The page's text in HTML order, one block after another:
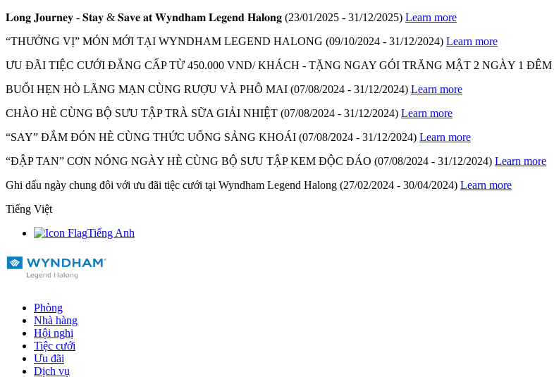
𝐋𝐨𝐧𝐠 𝐉𝐨𝐮𝐫𝐧𝐞𝐲 - 𝐒𝐭𝐚𝐲 & 𝐒𝐚𝐯𝐞 𝐚𝐭 𝐖𝐲𝐧𝐝𝐡𝐚𝐦 𝐋𝐞𝐠𝐞𝐧𝐝 𝐇𝐚𝐥𝐨𝐧𝐠 (23/01/2025 - 31/12/2025) Learn more
“THƯỞNG VỊ” MÓN MỚI TẠI WYNDHAM LEGEND HALONG (09/10/2024 - 31/12/2024) Learn more
ƯU ĐÃI TIỆC CƯỚI ĐẲNG CẤP TỪ 450.000 VND/ KHÁCH - TẶNG NGAY GÓI TRĂNG MẬT 2 NGÀY 1 ĐÊM
BUỔI HẸN HÒ LÃNG MẠN CÙNG RƯỢU VÀ PHÔ MAI (07/08/2024 - 31/12/2024) Learn more
CHÀO HÈ CÙNG BỘ SƯU TẬP TRÀ SỮA GIẢI NHIỆT (07/08/2024 - 31/12/2024) Learn more
“SAY” ĐẮM ĐÓN HÈ CÙNG THỨC UỐNG SẢNG KHOÁI (07/08/2024 - 31/12/2024) Learn more
“ĐẬP TAN” CƠN NÓNG NGÀY HÈ CÙNG BỘ SƯU TẬP KEM ĐỘC ĐÁO (07/08/2024 - 31/12/2024) Learn more
Ghi dấu ngày chung đôi với ưu đãi tiệc cưới tại Wyndham Legend Halong (27/02/2024 - 30/04/2024) Learn more
Tiếng Việt
Tiếng Anh
Phòng
Nhà hàng
Hội nghị
Tiệc cưới
Ưu đãi
Dịch vụ